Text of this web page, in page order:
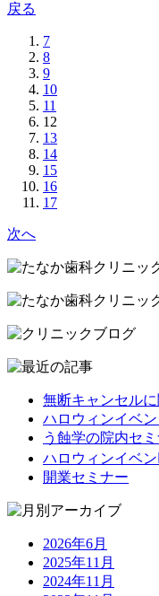
戻る
7
8
9
10
11
12
13
14
15
16
17
次へ
無断キャンセル
ハロウィンイベン
う蝕学の院内セ
ハロウィンイベン
開業セミナー
2026年6月
2025年11月
2024年11月